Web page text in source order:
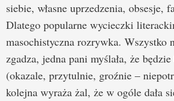
siebie, własne uprzedzenia, obsesje,
Dlatego popularne wycieczki
masochistyczna rozrywka. Wszystko
zgadza, jedna pani myślała, że
(okazale, przytulnie, groźnie –
kolejna wyraża żal, że w ogóle dała